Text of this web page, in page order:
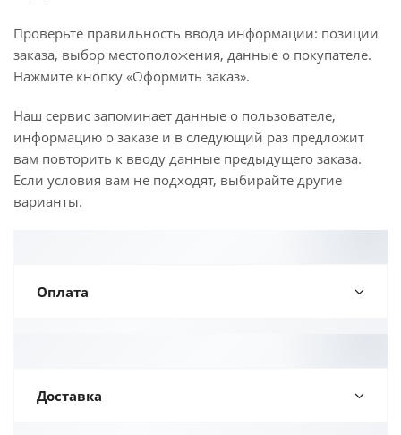
Проверьте правильность ввода информации: позиции
заказа, выбор местоположения, данные о покупателе.
Нажмите кнопку «Оформить заказ».
Наш сервис запоминает данные о пользователе,
информацию о заказе и в следующий раз предложит
вам повторить к вводу данные предыдущего заказа.
Если условия вам не подходят, выбирайте другие
варианты.
Оплата
Доставка